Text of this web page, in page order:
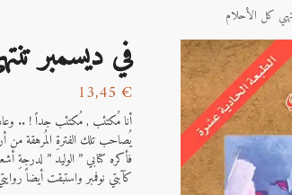
كل اﻷحلام
في ديسمبر
13,45 €
أنا مُكتئب , مُكتئب جداً ! ..
يُصاحب تلك الفترةِ المُرهقة من
فأكره كتابي ” الوليد ” لدرجةِ
كآبتي نوفمبر واستبقت أيضاً